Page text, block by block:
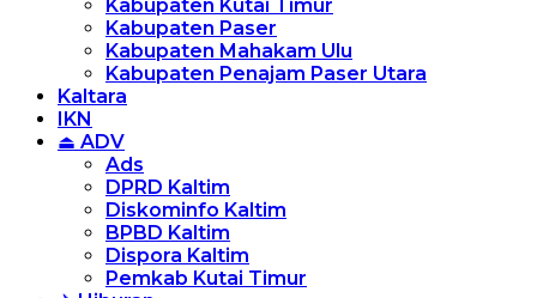
Kabupaten Kutai Timur
Kabupaten Paser
Kabupaten Mahakam Ulu
Kabupaten Penajam Paser Utara
Kaltara
IKN
⏏ ADV
Ads
DPRD Kaltim
Diskominfo Kaltim
BPBD Kaltim
Dispora Kaltim
Pemkab Kutai Timur